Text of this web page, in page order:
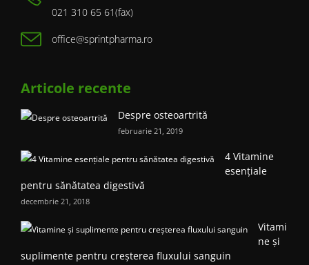
021 310 65 61(fax)
office@sprintpharma.ro
Articole recente
Despre osteoartrită
februarie 21, 2019
4 Vitamine
esențiale
pentru sănătatea digestivă
decembrie 21, 2018
Vitami
ne și
suplimente pentru creșterea fluxului sanguin